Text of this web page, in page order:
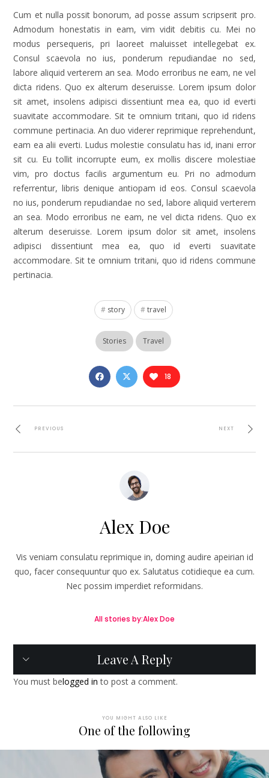
Cum et nulla possit bonorum, ad posse assum scripserit pro.
Admodum honestatis in eam, vim vidit debitis cu. Mei no
modus persequeris, pri laoreet maluisset intellegebat ex.
Consul scaevola no ius, ponderum repudiandae no sed,
labore aliquid verterem an sea. Modo erroribus ne eam, ne vel
dicta ridens. Quo ex alterum deseruisse. Lorem ipsum dolor
sit amet, insolens adipisci dissentiunt mea ea, quo id everti
suavitate accommodare. Sit te omnium tritani, quo id ridens
commune pertinacia. An duo viderer reprimique reprehendunt,
eam ea alii everti. Ludus molestie consulatu has id, inani error
sit cu. Eu tollit incorrupte eum, ex mollis discere molestiae
vim, pro doctus facilis argumentum eu. Pri no admodum
referrentur, libris denique antiopam id eos. Consul scaevola
no ius, ponderum repudiandae no sed, labore aliquid verterem
an sea. Modo erroribus ne eam, ne vel dicta ridens. Quo ex
alterum deseruisse. Lorem ipsum dolor sit amet, insolens
adipisci dissentiunt mea ea, quo id everti suavitate
accommodare. Sit te omnium tritani, quo id ridens commune
pertinacia.
story travel
Stories Travel
18
PREVIOUS NEXT
Alex Doe
Vis veniam consulatu reprimique in, doming audire apeirian id
quo, facer consequuntur quo ex. Salutatus cotidieque ea cum.
Nec possim imperdiet reformidans.
All stories by:Alex Doe
Leave A Reply
You must belogged in to post a comment.
YOU MIGHT ALSO LIKE
One of the following